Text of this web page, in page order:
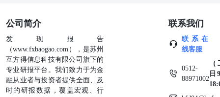
地址：郑州市未来大道69号未来大厦2008A电话：0371-
65613455邮编：450008 宁波营业部地址：浙江省宁波市鄞
州区宝华街255号0874、0876室电话：0574-83062932邮编：
315000 成都营业部 地址：成都市青羊区提督街88号28层
2807号、2808号电话：028-86199726邮编：610020 【建信
期货联系方式】 地址：上海市浦东新区银城路99号（建行
大厦）5楼邮编：200120全国客服电话：400-90-95533邮
箱：service@ccbfutures.com网址：http://www.ccbfutures.com
公司简介
发现报告
（www.fxbaogao.com），是苏州
互方得信息科技有限公司旗下的
专业研报平台。我们致力于为金
融从业者与投资者提供全面、及
时的研报数据，覆盖宏观、行
联系我们
联系在
线客服
0512-
88971002
日